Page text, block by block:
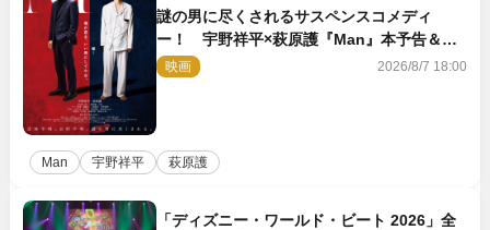
謎の男に尽くされるサスペンスコメディ
ー！ 宇野祥平×萩原護『Man』本予告＆新
ビジュアル解禁
映画 2026/8/7 18:00
Man 宇野祥平 萩原護
「ディズニー・ワールド・ビート 2026」全